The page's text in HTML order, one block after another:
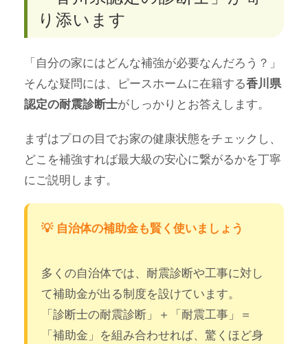
り添います
「自分の家にはどんな補強が必要なんだろう？」
そんな疑問には、ピースホームに在籍する香川県
認定の耐震診断士がしっかりとお答えします。
まずはプロの目でお家の健康状態をチェックし、
どこを補強すれば最大級の安心に繋がるかを丁寧
にご説明します。
💡 自治体の補助金も賢く使いましょう
多くの自治体では、耐震診断や工事に対し
て補助金が出る制度を設けています。
「診断士の耐震診断」＋「耐震工事」＝
「補助金」を組み合わせれば、驚くほど身